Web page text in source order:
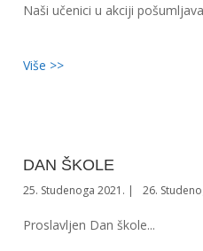
Naši učenici u akciji
Više >>
DAN ŠKOLE
25. Studenoga 2021. 26.
Proslavljen Dan škole...